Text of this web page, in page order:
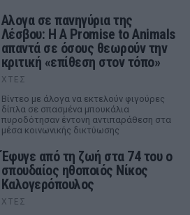
Αλογα σε πανηγύρια της
Λέσβου: Η A Promise to Animals
απαντά σε όσους θεωρούν την
κριτική «επίθεση στον τόπο»
ΧΤΕΣ
Βίντεο με άλογα να εκτελούν φιγούρες
δίπλα σε σπασμένα μπουκάλια
πυροδότησαν έντονη αντιπαράθεση στα
μέσα κοινωνικής δικτύωσης
Έφυγε από τη ζωή στα 74 του ο
σπουδαίος ηθοποιός Νίκος
Καλογερόπουλος
ΧΤΕΣ